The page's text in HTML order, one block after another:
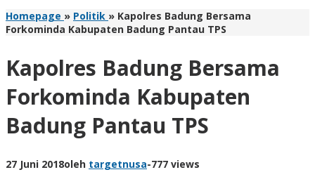
Homepage » Politik » Kapolres Badung Bersama
Forkominda Kabupaten Badung Pantau TPS
Kapolres Badung Bersama
Forkominda Kabupaten
Badung Pantau TPS
27 Juni 2018oleh targetnusa-777 views